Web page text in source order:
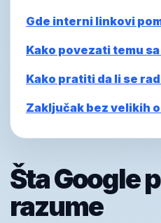
Gde interni linkovi
Kako povezati temu sa
Kako pratiti da li se
Zaključak bez velikih
Šta Google
razume